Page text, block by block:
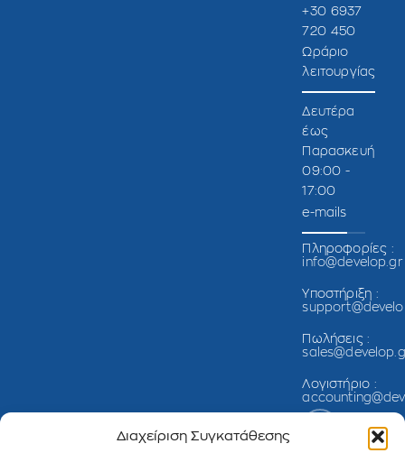
Διαχείριση Συγκατάθεσης
+30 6937
720 450
Ωράριο
λειτουργίας
Δευτέρα
έως
Παρασκευή
09:00 -
17:00
e-mails
Πληροφορίες :
info@develop.gr
Υποστήριξη :
Πωλήσεις :
Λογιστήριο :